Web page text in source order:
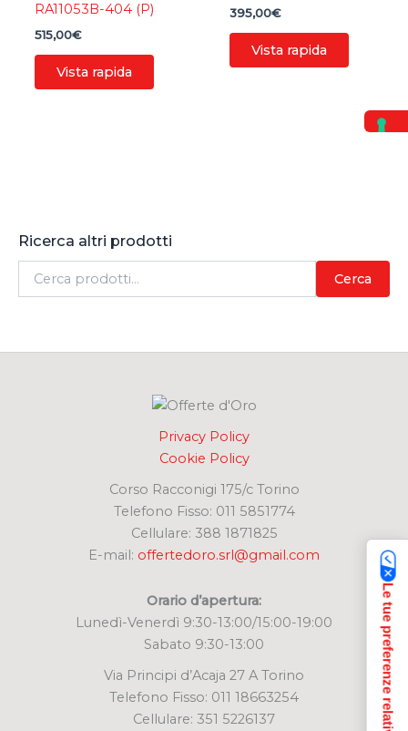
Ricerca altri prodotti
Cerca
RA11053B-404 (P)
515,00€
Vista rapida
395,00€
Vista rapida
Privacy Policy
Cookie Policy
Corso Racconigi 175/c Torino
Telefono Fisso: 011 5851774
Cellulare: 388 1871825
E-mail: offertedoro.srl@gmail.com
Orario d’apertura:
Lunedì-Venerdì 9:30-13:00/15:00-19:00
Sabato 9:30-13:00
Via Principi d’Acaja 27 A Torino
Telefono Fisso: 011 18663254
Cellulare: 351 5226137